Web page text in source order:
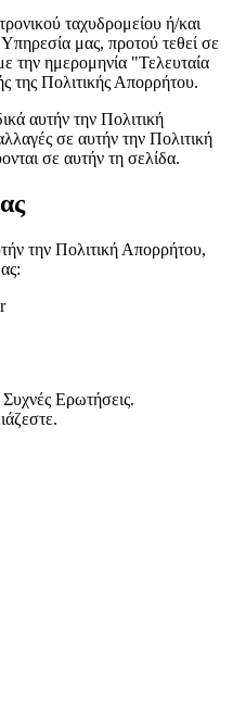
ταχυδρομείου ή/και
μας, προτού τεθεί σε
την ημερομηνία "Τελευταία
της Πολιτικής Απορρήτου.
αυτήν την Πολιτική
σε αυτήν την Πολιτική
σε αυτήν τη σελίδα.
την Πολιτική Απορρήτου,
Συχνές Ερωτήσεις.